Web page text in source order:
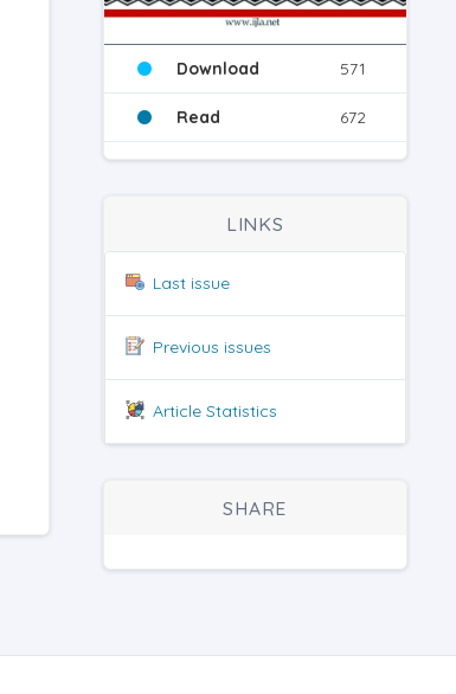
Download 571
Read 672
LINKS
Last issue
Previous issues
Article Statistics
SHARE